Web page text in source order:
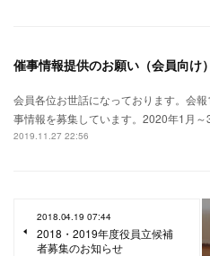
催事情報提供のお願い（会員向け）
会員各位お世話になっております。会
事情報を募集しています。2020年1月
2019.11.27 22:56
2018.04.19 07:44
2018・2019年度役員立候補
者募集のお知らせ